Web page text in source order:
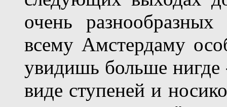
очень
всему Амстердаму
увидишь больше
виде ступеней и